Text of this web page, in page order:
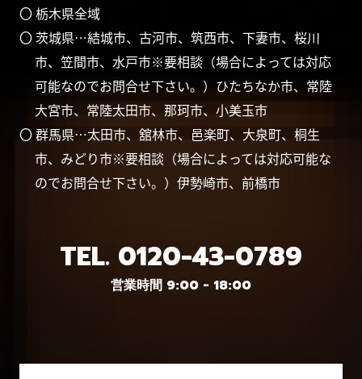
〇 栃木県全域
〇 茨城県…結城市、古河市、筑西市、下妻市、桜川
市、笠間市、水戸市※要相談（場合によっては対応
可能なのでお問合せ下さい。）ひたちなか市、常陸
大宮市、常陸太田市、那珂市、小美玉市
〇 群馬県…太田市、舘林市、邑楽町、大泉町、桐生
市、みどり市※要相談（場合によっては対応可能な
のでお問合せ下さい。）伊勢崎市、前橋市
TEL. 0120-43-0789
営業時間 9:00 - 18:00